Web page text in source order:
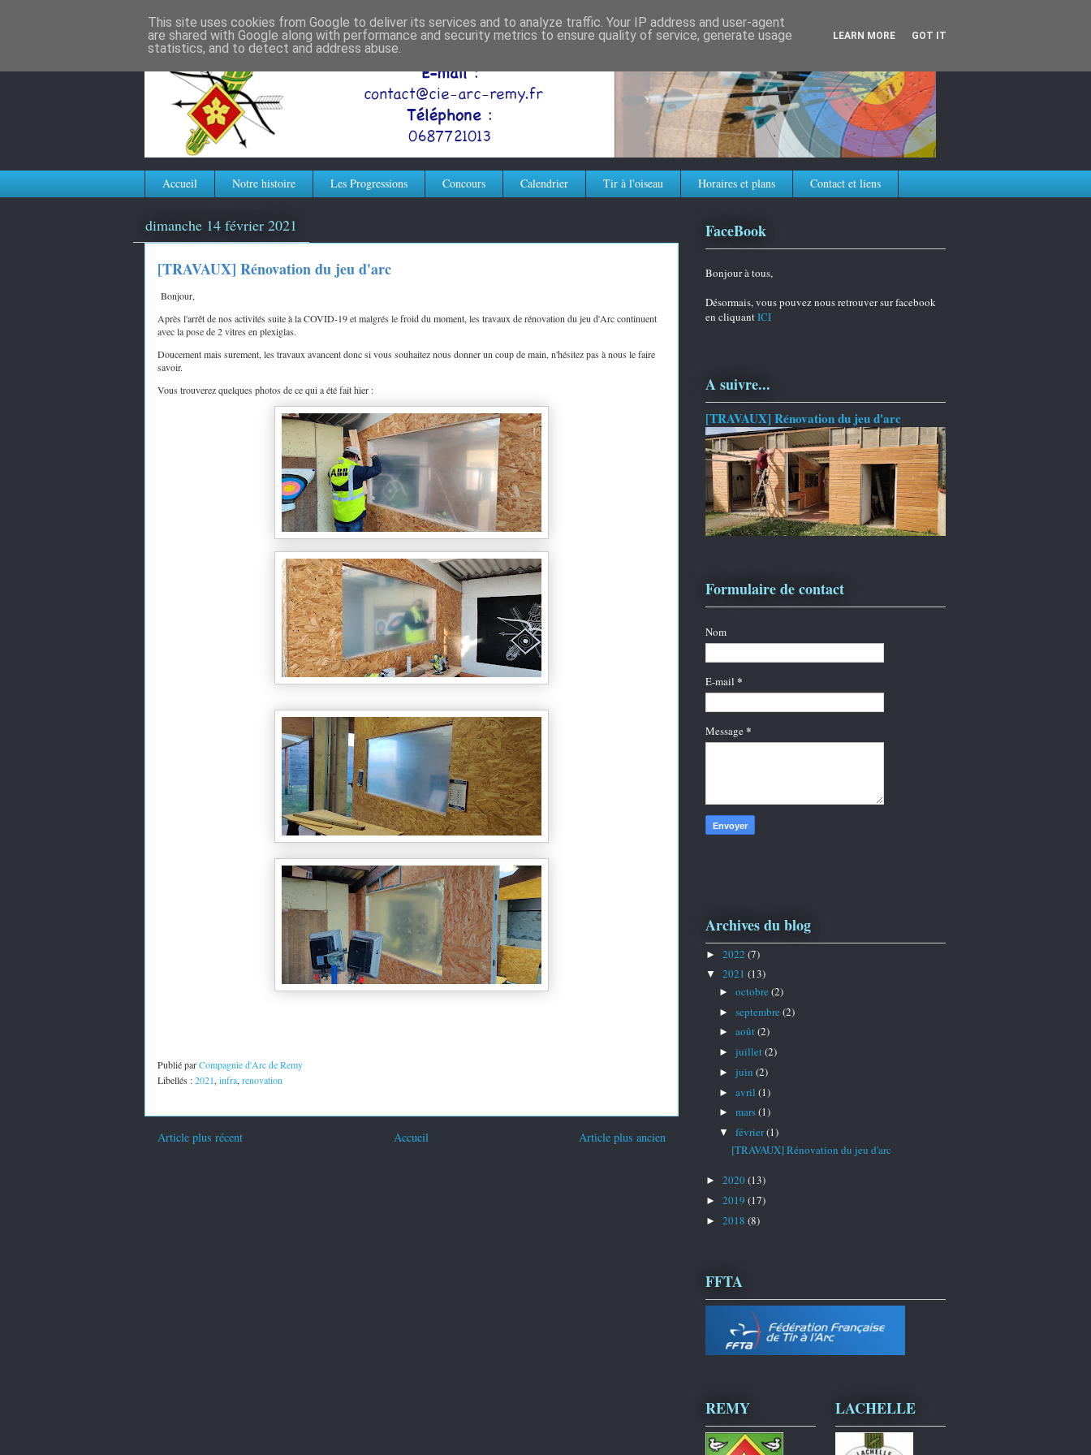
Accueil Notre histoire Les Progressions Concours Calendrier Tir à l'oiseau Horaires et plans Contact et liens
dimanche 14 février 2021
[TRAVAUX] Rénovation du jeu d'arc
Bonjour,
Après l'arrêt de nos activités suite à la COVID-19 et malgrés le froid du moment, les travaux de rénovation du jeu d'Arc continuent
avec la pose de 2 vitres en plexiglas.
Doucement mais surement, les travaux avancent donc si vous souhaitez nous donner un coup de main, n'hésitez pas à nous le faire
savoir.
Vous trouverez quelques photos de ce qui a été fait hier :
Publié parCompagnie d'Arc de Remy
Libellés :2021, infra, renovation
Article plus récent Article plus ancien
Accueil
FaceBook
Bonjour à tous,
Désormais, vous pouvez nous retrouver sur facebook
en cliquantICI
A suivre...
[TRAVAUX] Rénovation du jeu d'arc
Formulaire de contact
Nom
E-mail *
Message*
Archives du blog
► 2022 (7)
▼ 2021 (13)
► octobre (2)
► septembre (2)
► août(2)
► juillet(2)
► juin (2)
► avril (1)
► mars(1)
▼ février(1)
[TRAVAUX] Rénovation du jeu d'arc
► 2020(13)
► 2019 (17)
► 2018 (8)
FFTA
REMY LACHELLE
This site uses cookies from Google to deliver its services and to analyze traffic. Your IP address and user-agent
are shared with Google along with performance and security metrics to ensure quality of service, generate usage
statistics, and to detect and address abuse.
LEARN MORE GOT IT